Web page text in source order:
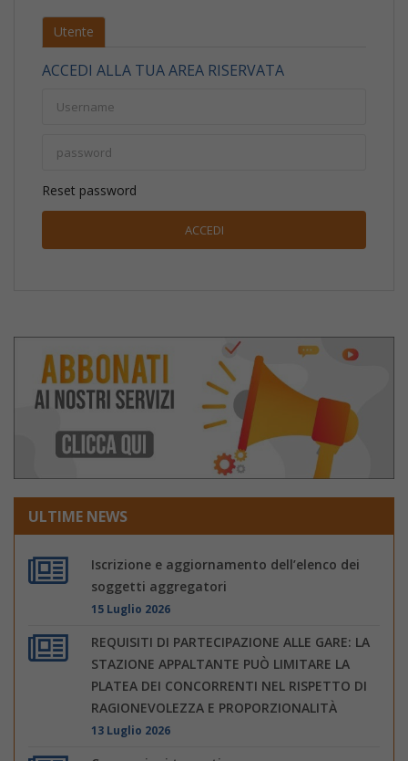
Utente
ACCEDI ALLA TUA AREA RISERVATA
Reset password
ULTIME NEWS
Iscrizione e aggiornamento dell’elenco dei
soggetti aggregatori
15 Luglio 2026
REQUISITI DI PARTECIPAZIONE ALLE GARE: LA
STAZIONE APPALTANTE PUÒ LIMITARE LA
PLATEA DEI CONCORRENTI NEL RISPETTO DI
RAGIONEVOLEZZA E PROPORZIONALITÀ
13 Luglio 2026